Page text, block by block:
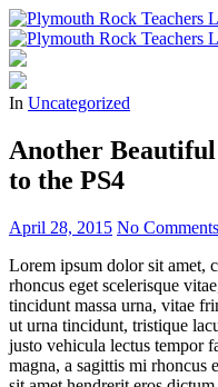
In Uncategorized
Another
to the PS4
April 28, 2015 No Comments
Lorem ipsum dolor sit amet,
rhoncus eget scelerisque
tincidunt massa urna, vitae
ut urna tincidunt, tristique
justo vehicula lectus tempor
magna, a sagittis mi rhoncus